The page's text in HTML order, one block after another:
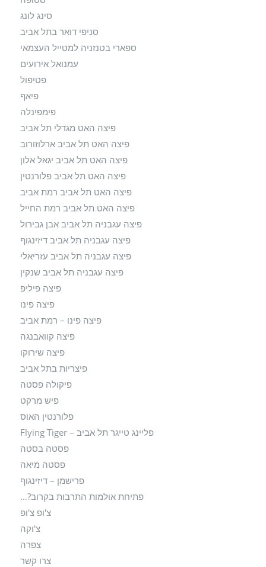
סינג לונג
סניפי דואר בתל אביב
ספארי בטנזניה למטייל העצמאי
עמנואל אירועים
פטיפול
פיאף
פימפינלה
פיצה האט מגדלי תל אביב
פיצה האט תל אביב ארלוזורוב
פיצה האט תל אביב יגאל אלון
פיצה האט תל אביב פלורנטין
פיצה האט תל אביב רמת אביב
פיצה האט תל אביב רמת החייל
פיצה עגבניה תל אביב אבן גבירול
פיצה עגבניה תל אביב דיזינגוף
פיצה עגבניה תל אביב עזריאלי
פיצה עגבניה תל אביב שנקין
פיצה פיליפ
פיצה פינו
פיצה פינו – רמת אביב
פיצה קוואבנגה
פיצה שירוקו
פיצריות בתל אביב
פיקולה פסטה
פיש מרקט
פלורנטין האוס
פליינג טייגר תל אביב – Flying Tiger
פסטה בסטה
פסטה מיאה
פרישמן – דיזינגוף
פתיחת אולמות התרבות בקרוב?…
צ'ופ צ'ופ
צ'וקה
צפרה
צרו קשר